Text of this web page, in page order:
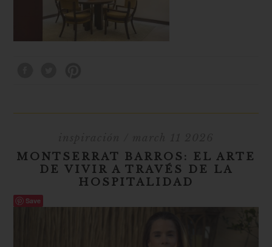
MONTSERRAT BARROS: EL ARTE
DE VIVIR A TRAVÉS DE LA
HOSPITALIDAD
Save